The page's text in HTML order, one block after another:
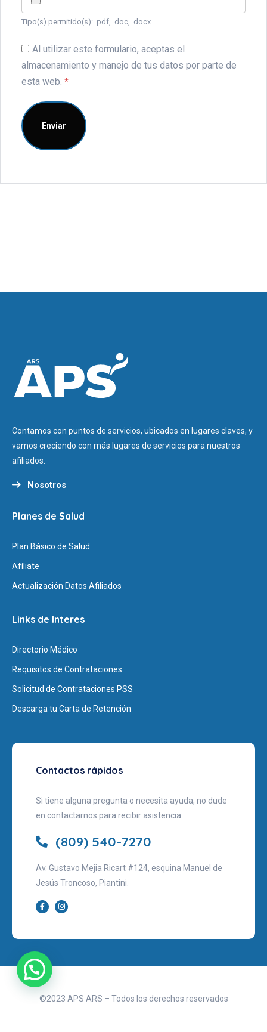
Tipo(s) permitido(s): .pdf, .doc, .docx
Al utilizar este formulario, aceptas el
almacenamiento y manejo de tus datos por parte de
esta web. *
Contamos con puntos de servicios, ubicados en lugares claves, y
vamos creciendo con más lugares de servicios para nuestros
afiliados.
Nosotros
Planes de Salud
Plan Básico de Salud
Afíliate
Actualización Datos Afiliados
Links de Interes
Directorio Médico
Requisitos de Contrataciones
Solicitud de Contrataciones PSS
Descarga tu Carta de Retención
Contactos rápidos
Si tiene alguna pregunta o necesita ayuda, no dude
en contactarnos para recibir asistencia.
(809) 540-7270
Av. Gustavo Mejia Ricart #124, esquina Manuel de
Jesús Troncoso, Piantini.
©2023 APS ARS – Todos los derechos reservados